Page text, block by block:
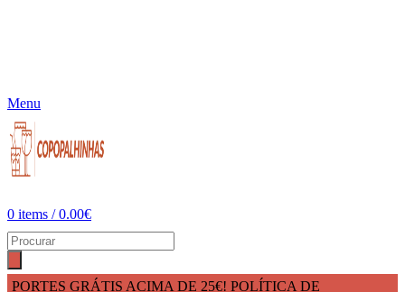
Menu
0 items / 0.00€
PORTES GRÁTIS ACIMA DE 25€! POLÍTICA DE